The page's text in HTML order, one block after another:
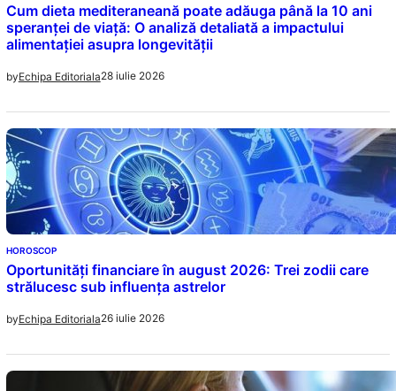
Cum dieta mediteraneană poate adăuga până la 10 ani
speranței de viață: O analiză detaliată a impactului
alimentației asupra longevității
byEchipa Editoriala28 iulie 2026
HOROSCOP
Oportunități financiare în august 2026: Trei zodii care
strălucesc sub influența astrelor
byEchipa Editoriala26 iulie 2026